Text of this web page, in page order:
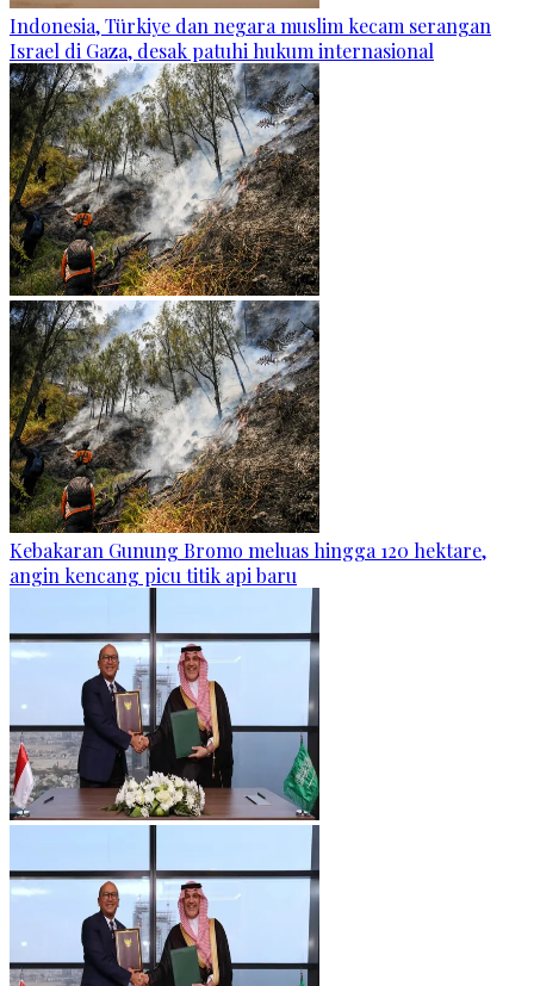
Indonesia, Türkiye dan negara muslim kecam serangan
Israel di Gaza, desak patuhi hukum internasional
Kebakaran Gunung Bromo meluas hingga 120 hektare,
angin kencang picu titik api baru